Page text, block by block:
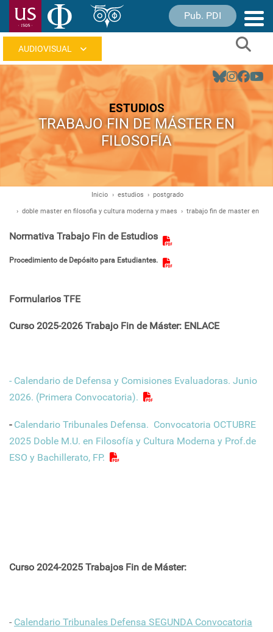
Pasar
Pub. PDI
Navegación
principal
ESTUDIOS
TRABAJO FIN DE MÁSTER EN
FILOSOFÍA
navegación
Inicio estudios postgrado
doble master en filosofia y cultura moderna y maes trabajo fin de master en
Normativa Trabajo Fin de Estudios
Procedimiento de Depósito para Estudiantes.
Formularios TFE
Curso 2025-2026 Trabajo Fin de Máster: ENLACE
- Calendario de Defensa y Comisiones Evaluadoras. Junio
2026. (Primera Convocatoria).
- Calendario Tribunales Defensa. Convocatoria OCTUBRE
2025 Doble M.U. en Filosofía y Cultura Moderna y Prof.de
ESO y Bachillerato, FP.
Curso 2024-2025 Trabajos Fin de Máster:
- Calendario Tribunales Defensa SEGUNDA Convocatoria